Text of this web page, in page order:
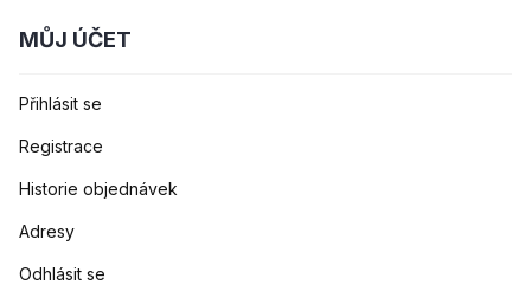
MŮJ ÚČET
Přihlásit se
Registrace
Historie objednávek
Adresy
Odhlásit se